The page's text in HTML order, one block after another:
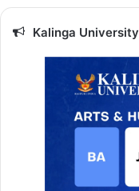
Kalinga University